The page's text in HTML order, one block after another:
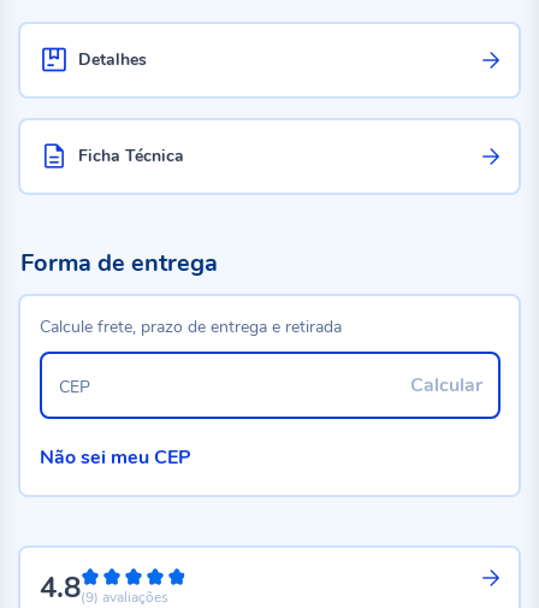
Detalhes
Ficha Técnica
4.896%
(9) avaliações
Forma de entrega
Calcule frete, prazo de entrega e retirada
Calcular
CEP
Não sei meu CEP